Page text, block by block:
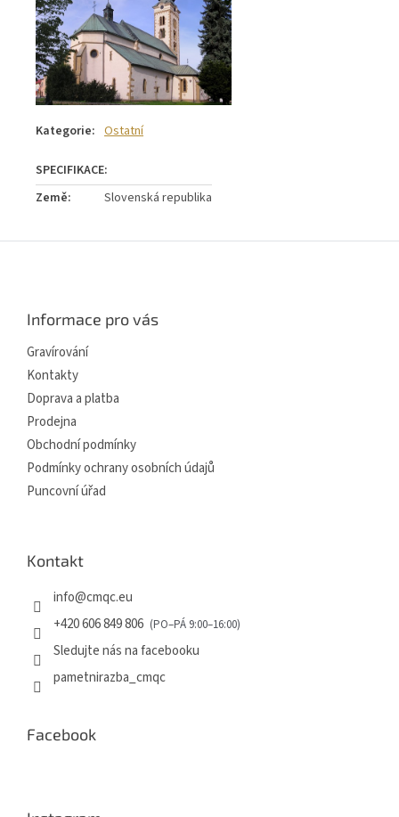
Kategorie: Ostatní
Země: Slovenská republika
Informace pro vás
Gravírování
Kontakty
Doprava a platba
Prodejna
Obchodní podmínky
Podmínky ochrany osobních údajů
Puncovní úřad
Kontakt
info@cmqc.eu
+420 606 849 806
Sledujte nás na facebooku
pametnirazba_cmqc
Facebook